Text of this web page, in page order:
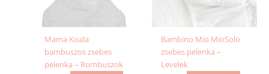
Mama Koala
bambuszos zsebes
pelenka – Rombuszok
Bambino Mio MioSolo
zsebes pelenka –
Levelek